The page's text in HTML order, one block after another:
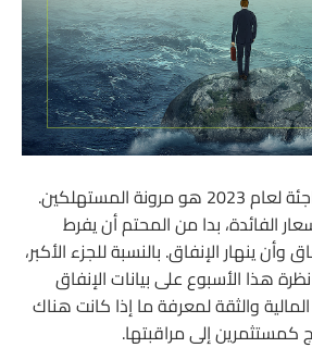
كان أحد الجوانب المفاجئة لعام 2023 هو مرونة المستهلكين.
الفائدة، بدا من المحتم أن يفرط
ينهار الإنفاق. بالنسبة للجزء الأكبر،
هذا الأسبوع على بيانات الإنفاق
والثقة لمعرفة ما إذا كانت هناك
كمستثمرين إلى مراقبتها.